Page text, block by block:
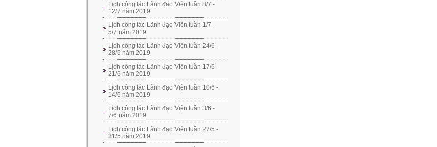
Lịch công tác Lãnh đạo Viện tuần 8/7 -
12/7 năm 2019
Lịch công tác Lãnh đạo Viện tuần 1/7 -
5/7 năm 2019
Lịch công tác Lãnh đạo Viện tuần 24/6 -
28/6 năm 2019
Lịch công tác Lãnh đạo Viện tuần 17/6 -
21/6 năm 2019
Lịch công tác Lãnh đạo Viện tuần 10/6 -
14/6 năm 2019
Lịch công tác Lãnh đạo Viện tuần 3/6 -
7/6 năm 2019
Lịch công tác Lãnh đạo Viện tuần 27/5 -
31/5 năm 2019